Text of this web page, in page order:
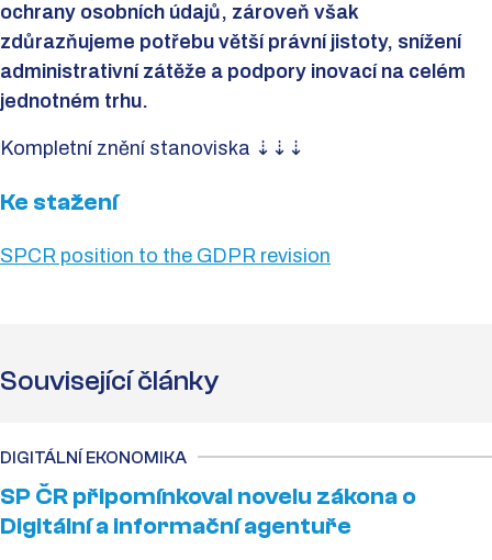
ochrany osobních údajů, zároveň však
zdůrazňujeme potřebu větší právní jistoty, snížení
administrativní zátěže a podpory inovací na celém
jednotném trhu.
Kompletní znění stanoviska ⇣⇣⇣
Ke stažení
SPCR position to the GDPR revision
Související články
DIGITÁLNÍ EKONOMIKA
SP ČR připomínkoval novelu zákona o
Digitální a informační agentuře